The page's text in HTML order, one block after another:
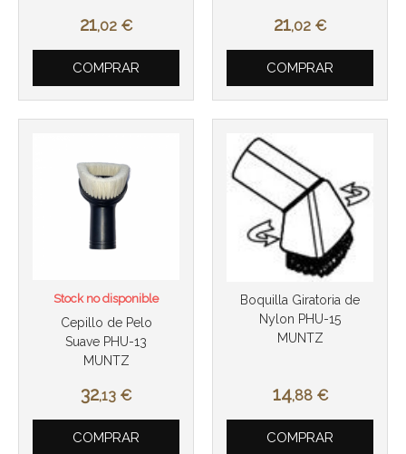
21,02 €
COMPRAR
21,02 €
COMPRAR
Cepillo de Pelo
Suave PHU-13
MUNTZ
32,13 €
Stock no disponible
COMPRAR
Boquilla Giratoria de
Nylon PHU-15
MUNTZ
14,88 €
COMPRAR